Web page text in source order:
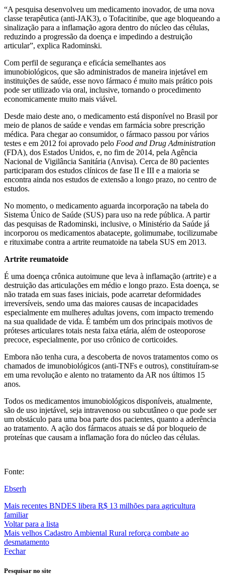
“A pesquisa desenvolveu um medicamento inovador, de uma nova
classe terapêutica (anti-JAK3), o Tofacitinibe, que age bloqueando a
sinalização para a inflamação agora dentro do núcleo das células,
reduzindo a progressão da doença e impedindo a destruição
articular”, explica Radominski.
Com perfil de segurança e eficácia semelhantes aos
imunobiológicos, que são administrados de maneira injetável em
instituições de saúde, esse novo fármaco é muito mais prático pois
pode ser utilizado via oral, inclusive, tornando o procedimento
economicamente muito mais viável.
Desde maio deste ano, o medicamento está disponível no Brasil por
meio de planos de saúde e vendas em farmácia sobre prescrição
médica. Para chegar ao consumidor, o fármaco passou por vários
testes e em 2012 foi aprovado pelo Food and Drug Administration
(FDA), dos Estados Unidos, e, no fim de 2014, pela Agência
Nacional de Vigilância Sanitária (Anvisa). Cerca de 80 pacientes
participaram dos estudos clínicos de fase II e III e a maioria se
encontra ainda nos estudos de extensão a longo prazo, no centro de
estudos.
No momento, o medicamento aguarda incorporação na tabela do
Sistema Único de Saúde (SUS) para uso na rede pública. A partir
das pesquisas de Radominski, inclusive, o Ministério da Saúde já
incorporou os medicamentos abatacepte, golimumabe, tocilizumabe
e rituximabe contra a artrite reumatoide na tabela SUS em 2013.
Artrite reumatoide
É uma doença crônica autoimune que leva à inflamação (artrite) e a
destruição das articulações em médio e longo prazo. Esta doença, se
não tratada em suas fases iniciais, pode acarretar deformidades
irreversíveis, sendo uma das maiores causas de incapacidades
especialmente em mulheres adultas jovens, com impacto tremendo
na sua qualidade de vida. É também um dos principais motivos de
próteses articulares totais nesta faixa etária, além de osteoporose
precoce, especialmente, por uso crônico de corticoides.
Embora não tenha cura, a descoberta de novos tratamentos como os
chamados de imunobiológicos (anti-TNFs e outros), constituíram-se
em uma revolução e alento no tratamento da AR nos últimos 15
anos.
Todos os medicamentos imunobiológicos disponíveis, atualmente,
são de uso injetável, seja intravenoso ou subcutâneo o que pode ser
um obstáculo para uma boa parte dos pacientes, quanto a aderência
ao tratamento. A ação dos fármacos atuais se dá por bloqueio de
proteínas que causam a inflamação fora do núcleo das células.
Fonte:
Ebserh
Mais recentes BNDES libera R$ 13 milhões para agricultura
familiar
Voltar para a lista
Mais velhos Cadastro Ambiental Rural reforça combate ao
desmatamento
Fechar
Pesquisar no site